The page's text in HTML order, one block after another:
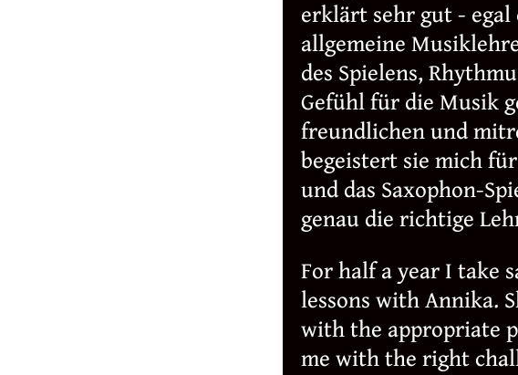
erklärt sehr gut - egal
allgemeine
des Spielens,
Gefühl für die Musik
freundlichen und
begeistert sie mich
und das Saxophon-
genau die richtige
For half a year I take
lessons with Annika.
with the appropriate
me with the right